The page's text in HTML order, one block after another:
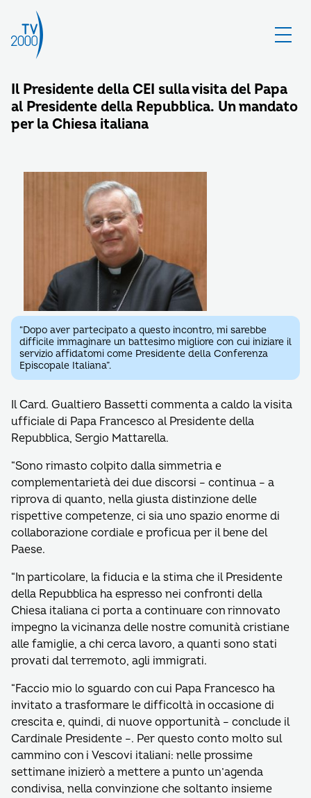
Il Presidente della CEI sulla visita del Papa
al Presidente della Repubblica. Un mandato
per la Chiesa italiana
“Dopo aver partecipato a questo incontro, mi sarebbe
difficile immaginare un battesimo migliore con cui iniziare il
servizio affidatomi come Presidente della Conferenza
Episcopale Italiana”.
Il Card. Gualtiero Bassetti commenta a caldo la visita
ufficiale di Papa Francesco al Presidente della
Repubblica, Sergio Mattarella.
“Sono rimasto colpito dalla simmetria e
complementarietà dei due discorsi – continua – a
riprova di quanto, nella giusta distinzione delle
rispettive competenze, ci sia uno spazio enorme di
collaborazione cordiale e proficua per il bene del
Paese.
“In particolare, la fiducia e la stima che il Presidente
della Repubblica ha espresso nei confronti della
Chiesa italiana ci porta a continuare con rinnovato
impegno la vicinanza delle nostre comunità cristiane
alle famiglie, a chi cerca lavoro, a quanti sono stati
provati dal terremoto, agli immigrati.
“Faccio mio lo sguardo con cui Papa Francesco ha
invitato a trasformare le difficoltà in occasione di
crescita e, quindi, di nuove opportunità – conclude il
Cardinale Presidente –. Per questo conto molto sul
cammino con i Vescovi italiani: nelle prossime
settimane inizierò a mettere a punto un’agenda
condivisa, nella convinzione che soltanto insieme